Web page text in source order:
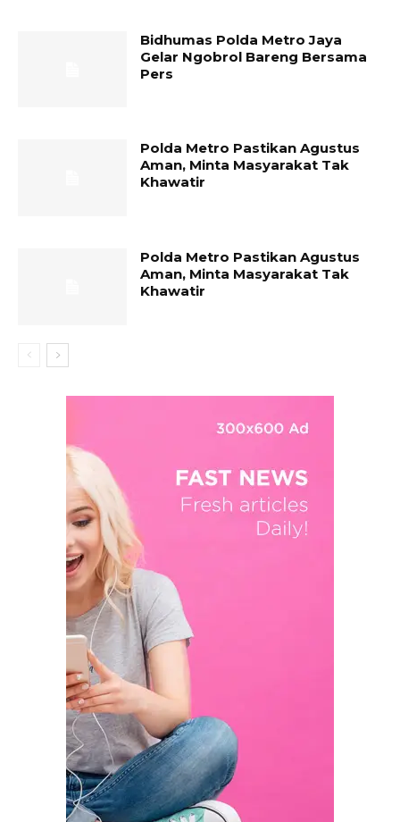
Bidhumas Polda Metro Jaya
Gelar Ngobrol Bareng Bersama
Pers
Polda Metro Pastikan Agustus
Aman, Minta Masyarakat Tak
Khawatir
Polda Metro Pastikan Agustus
Aman, Minta Masyarakat Tak
Khawatir